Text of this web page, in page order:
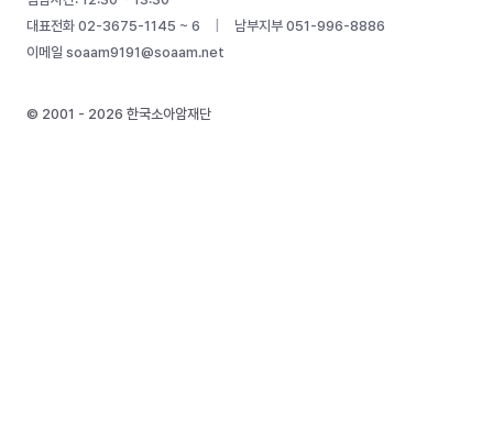
대표전화 02-3675-1145 ~ 6
남부지부 051-996-8886
이메일 soaam9191@soaam.net
© 2001 - 2026 한국소아암재단